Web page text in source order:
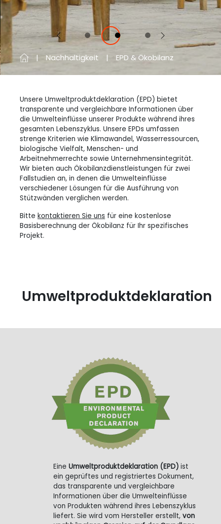
Vorherige Next
Nachhaltigkeit EPD & Ökobilanz
Unsere Umweltproduktdeklaration (EPD) bietet
transparente und vergleichbare Informationen über
die Umwelteinflüsse unserer Produkte während ihres
gesamten Lebenszyklus. Unsere EPDs umfassen
strenge Kriterien wie Klimawandel, Wasserressourcen,
biologische Vielfalt, Menschen- und
Arbeitnehmerrechte sowie Unternehmensintegrität.
Wir bieten auch Ökobilanzdienstleistungen für zwei
Fallstudien an, in denen die Umwelteinflüsse
verschiedener Lösungen für die Ausführung von
Stützwänden verglichen werden.
Bitte kontaktieren Sie uns für eine kostenlose
Basisberechnung der Ökobilanz für Ihr spezifisches
Projekt.
Umweltproduktdeklaration
Eine Umweltproduktdeklaration (EPD) ist
ein geprüftes und registriertes Dokument,
das transparente und vergleichbare
Informationen über die Umwelteinflüsse
von Produkten während ihres Lebenszyklus
liefert. Sie wird vom Hersteller erstellt, von